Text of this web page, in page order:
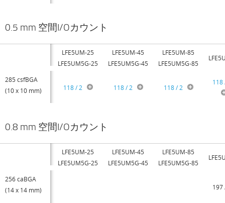
0.5 mm 空間I/Oカウント
LFE5UM-25
LFE5UM5G-25
LFE5UM-45
LFE5UM5G-45
LFE5UM-85
LFE5UM5G-85
285 csfBGA
(10 x 10 mm)
118 / 2 118 / 2 118 / 2
118
0.8 mm 空間I/Oカウント
LFE5UM-25
LFE5UM5G-25
LFE5UM-45
LFE5UM5G-45
LFE5UM-85
LFE5UM5G-85
256 caBGA
(14 x 14 mm)
197